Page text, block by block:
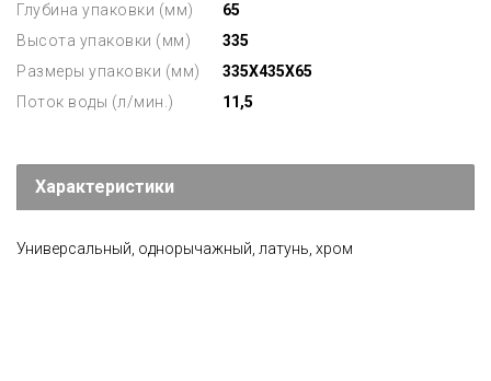
Глубина упаковки (мм)
65
Высота упаковки (мм)
335
Размеры упаковки (мм)
335X435X65
Поток воды (л/мин.)
11,5
Характеристики
Универсальный, однорычажный, латунь, хром